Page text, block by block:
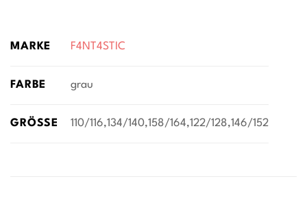
MARKE F4NT4STIC
FARBE grau
GRÖSSE 110/116,134/140,158/164,122/128,146/152